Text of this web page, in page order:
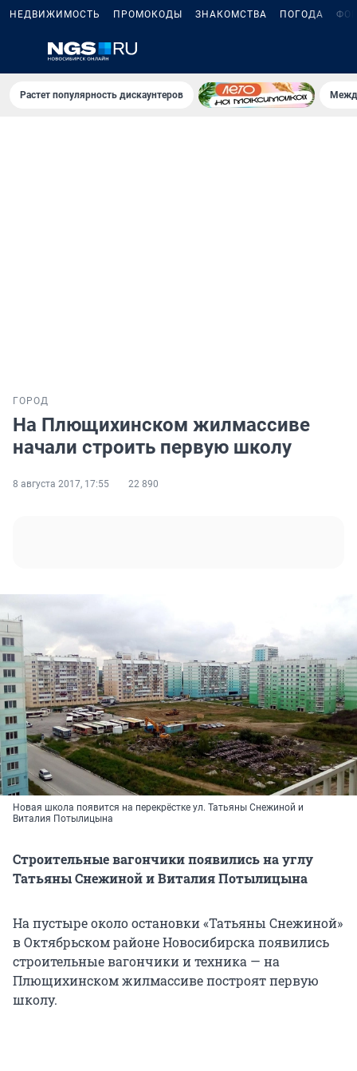
НЕДВИЖИМОСТЬ ПРОМОКОДЫ ЗНАКОМСТВА ПОГОДА
Растет популярность дискаунтеров
ГОРОД
На Плющихинском жилмассиве
начали строить первую школу
8 августа 2017, 17:55 22 890
Новая школа появится на перекрёстке ул. Татьяны Снежиной и
Виталия Потылицына
Строительные вагончики появились на углу
Татьяны Снежиной и Виталия Потылицына
На пустыре около остановки «Татьяны Снежиной»
в Октябрьском районе Новосибирска появились
строительные вагончики и техника — на
Плющихинском жилмассиве построят первую
школу.